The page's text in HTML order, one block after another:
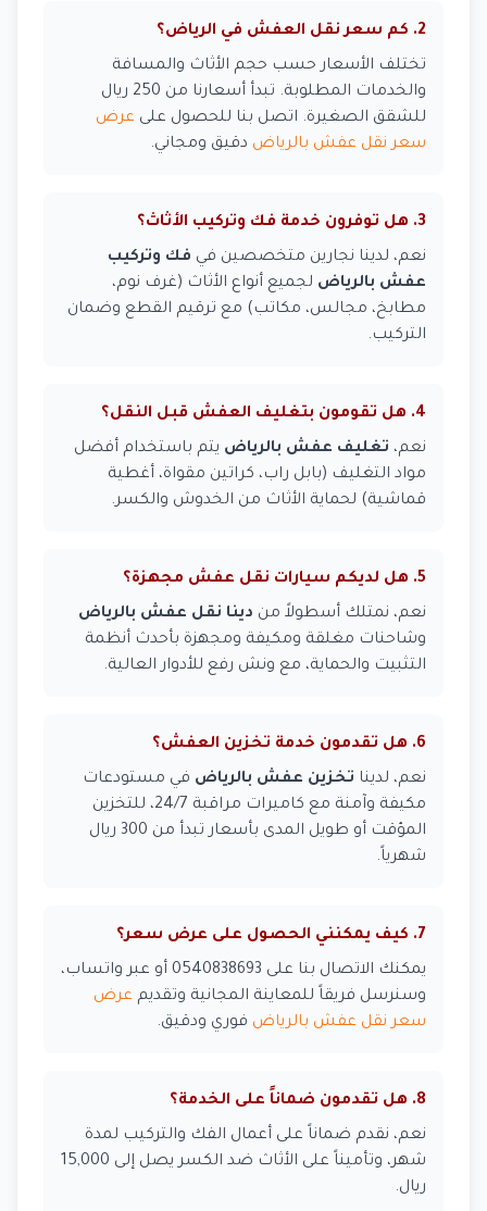
2. كم سعر نقل العفش في الرياض؟
تختلف الأسعار حسب حجم الأثاث والمسافة
والخدمات المطلوبة. تبدأ أسعارنا من 250 ريال
للشقق الصغيرة. اتصل بنا للحصول على عرض
سعر نقل عفش بالرياض دقيق ومجاني.
3. هل توفرون خدمة فك وتركيب الأثاث؟
نعم، لدينا نجارين متخصصين في فك وتركيب
عفش بالرياض لجميع أنواع الأثاث (غرف نوم،
مطابخ، مجالس، مكاتب) مع ترقيم القطع وضمان
التركيب.
4. هل تقومون بتغليف العفش قبل النقل؟
نعم، تغليف عفش بالرياض يتم باستخدام أفضل
مواد التغليف (بابل راب، كراتين مقواة، أغطية
قماشية) لحماية الأثاث من الخدوش والكسر.
5. هل لديكم سيارات نقل عفش مجهزة؟
نعم، نمتلك أسطولاً من دينا نقل عفش بالرياض
وشاحنات مغلقة ومكيفة ومجهزة بأحدث أنظمة
التثبيت والحماية، مع ونش رفع للأدوار العالية.
6. هل تقدمون خدمة تخزين العفش؟
نعم، لدينا تخزين عفش بالرياض في مستودعات
مكيفة وآمنة مع كاميرات مراقبة 24/7، للتخزين
المؤقت أو طويل المدى بأسعار تبدأ من 300 ريال
شهرياً.
7. كيف يمكنني الحصول على عرض سعر؟
يمكنك الاتصال بنا على 0540838693 أو عبر واتساب،
وسنرسل فريقاً للمعاينة المجانية وتقديم عرض
سعر نقل عفش بالرياض فوري ودقيق.
8. هل تقدمون ضماناً على الخدمة؟
نعم، نقدم ضماناً على أعمال الفك والتركيب لمدة
شهر، وتأميناً على الأثاث ضد الكسر يصل إلى 15,000
ريال.